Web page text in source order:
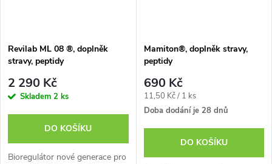
Revilab ML 08 ®, doplněk
stravy, peptidy
2 290 Kč
Skladem 2 ks
DO KOŠÍKU
Bioregulátor nové generace pro
Mamiton®, doplněk stravy,
peptidy
690 Kč
Měrná
cena:
11,50 Kč / 1 ks
Doba dodání je 28 dnů
DO KOŠÍKU